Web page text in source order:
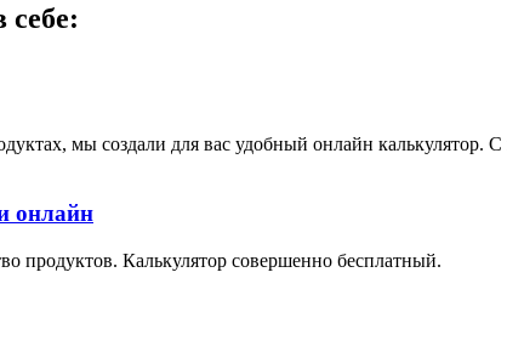
мы создали для вас удобный онлайн
онлайн
продуктов. Калькулятор совершенно бесплатный.